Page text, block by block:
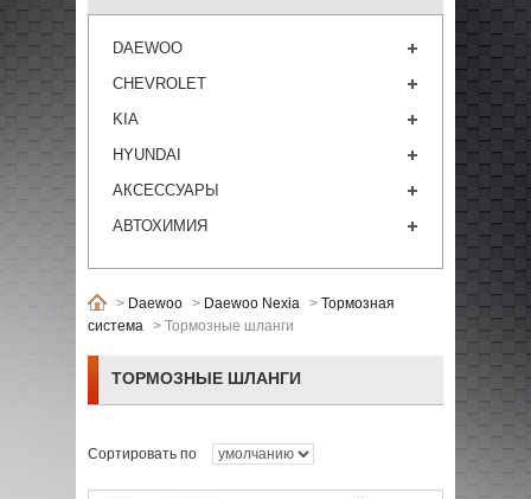
DAEWOO
CHEVROLET
KIA
HYUNDAI
АКСЕССУАРЫ
АВТОХИМИЯ
> Daewoo > Daewoo Nexia > Тормозная
система > Тормозные шланги
ТОРМОЗНЫЕ ШЛАНГИ
Сортировать по